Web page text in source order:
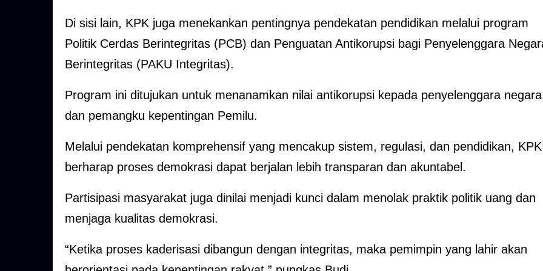
Di sisi lain, KPK juga menekankan pentingnya pendekatan pendidikan melalui program
Politik Cerdas Berintegritas (PCB) dan Penguatan Antikorupsi bagi Penyelenggara
Berintegritas (PAKU Integritas).
Program ini ditujukan untuk menanamkan nilai antikorupsi kepada penyelenggara negara
dan pemangku kepentingan Pemilu.
Melalui pendekatan komprehensif yang mencakup sistem, regulasi, dan pendidikan, KPK
berharap proses demokrasi dapat berjalan lebih transparan dan akuntabel.
Partisipasi masyarakat juga dinilai menjadi kunci dalam menolak praktik politik uang dan
menjaga kualitas demokrasi.
“Ketika proses kaderisasi dibangun dengan integritas, maka pemimpin yang lahir akan